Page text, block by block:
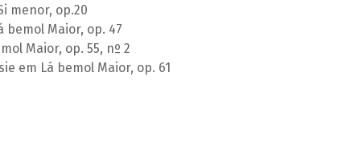
menor, op.20
bemol Maior, op. 47
Maior, op. 55, nº 2
em Lá bemol Maior, op. 61